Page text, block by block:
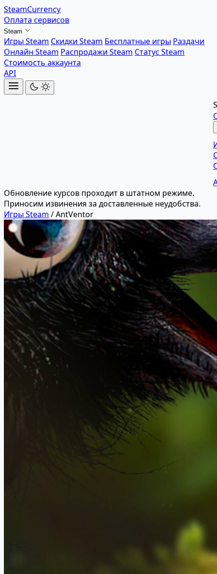
SteamCurrency
Оплата сервисов
Steam
Игры Steam Скидки Steam Бесплатные игры Раздачи
Онлайн Steam Распродажи Steam Статус Steam
Стоимость аккаунта
API
Обновление курсов проходит в штатном режиме.
Приносим извинения за доставленные неудобства.
Игры Steam /AntVentor